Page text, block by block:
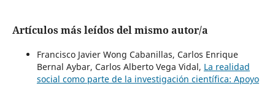
Artículos más leídos del mismo autor/a
Francisco Javier Wong Cabanillas, Carlos Enrique
Bernal Aybar, Carlos Alberto Vega Vidal, La realidad
social como parte de la investigación científica: Apoyo